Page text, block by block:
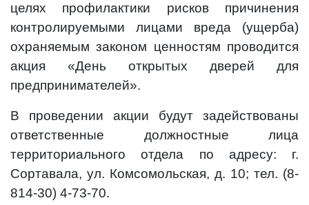
целях профилактики рисков причинения
контролируемыми лицами вреда (ущерба)
охраняемым законом ценностям проводится
акция «День открытых дверей для
предпринимателей».
В проведении акции будут задействованы
ответственные должностные лица
территориального отдела по адресу: г.
Сортавала, ул. Комсомольская, д. 10; тел. (8-
814-30) 4-73-70.